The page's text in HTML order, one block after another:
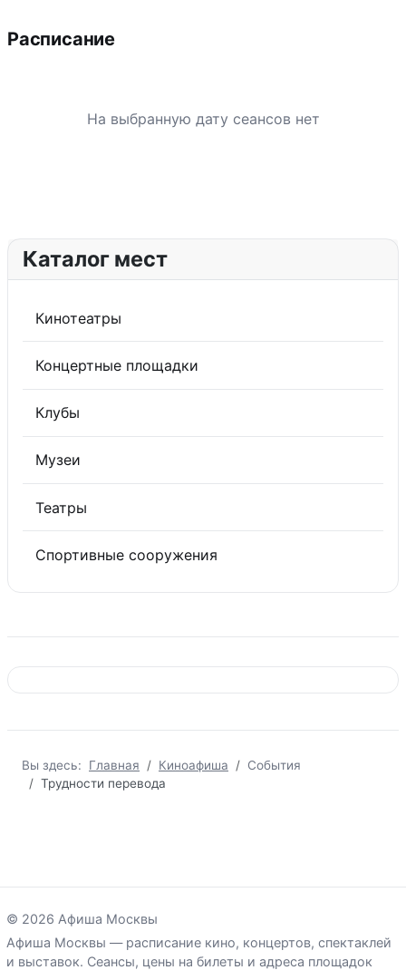
Расписание
На выбранную дату сеансов нет
Каталог мест
Кинотеатры
Концертные площадки
Клубы
Музеи
Театры
Спортивные сооружения
Вы здесь: Главная Киноафиша
События
Трудности перевода
© 2026 Афиша Москвы
Афиша Москвы — расписание кино, концертов, спектаклей
и выставок. Сеансы, цены на билеты и адреса площадок